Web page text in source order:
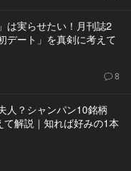
は実らせたい！月刊誌2
デート」を真剣に考えて
8
人？シャンパン10銘柄
て解説｜知れば好みの1本